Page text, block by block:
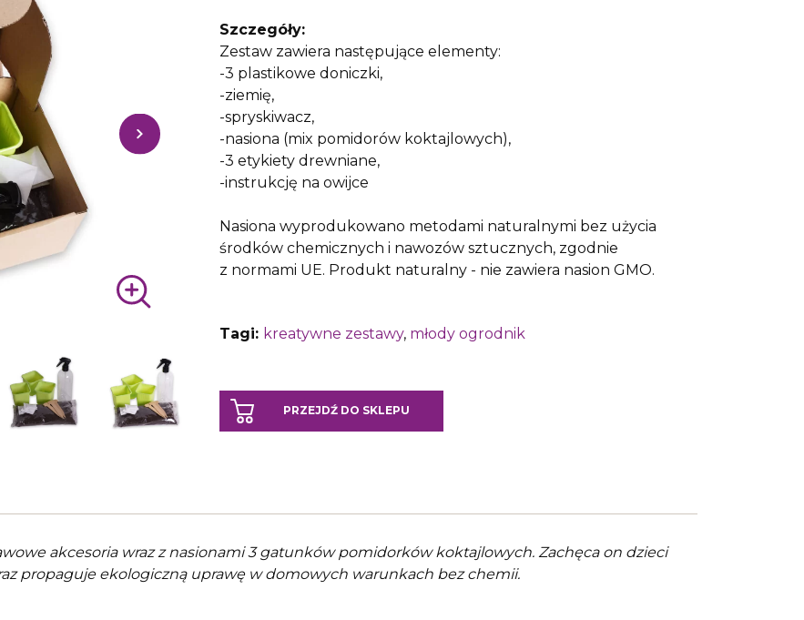
Szczegóły:
Zestaw zawiera następujące elementy:
-3 plastikowe doniczki,
-ziemię,
-spryskiwacz,
-nasiona (mix pomidorów koktajlowych),
-3 etykiety drewniane,
-instrukcję na owijce
Nasiona wyprodukowano metodami naturalnymi bez użycia
środków chemicznych i nawozów sztucznych, zgodnie
z normami UE. Produkt naturalny - nie zawiera nasion GMO.
Tagi: kreatywne zestawy, młody ogrodnik
PRZEJDŹ DO SKLEPU
akcesoria wraz z nasionami 3 gatunków pomidorków koktajlowych. Zachęca on dzieci
propaguje ekologiczną uprawę w domowych warunkach bez chemii.